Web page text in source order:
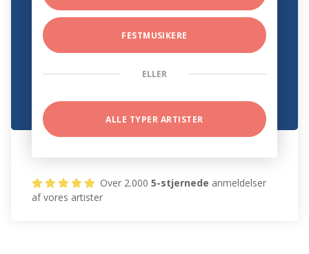
FESTMUSIKERE
ELLER
ALLE TYPER ARTISTER
Over 2.0005-stjernede anmeldelser
af vores artister